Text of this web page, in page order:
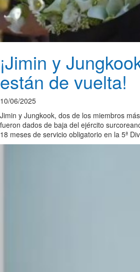
¡Jimin y
están de vuelta!
10/06/2025
Jimin y Jungkook, dos de los miembros
fueron dados de baja del ejército
18 meses de servicio obligatorio en la 5ª